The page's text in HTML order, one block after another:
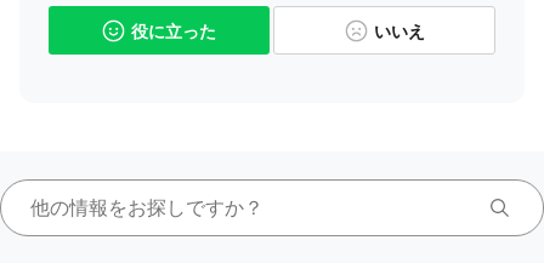
役に立った いいえ